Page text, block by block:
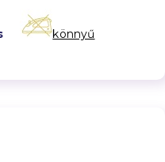
könnyű